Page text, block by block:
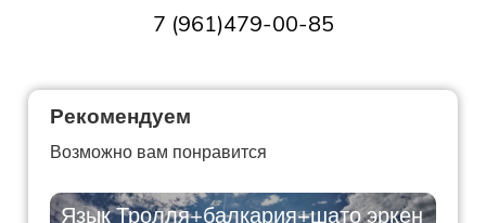
7 (961)479-00-85
Рекомендуем
Возможно вам понравится
Язык Тролля+балкария+шато эркен